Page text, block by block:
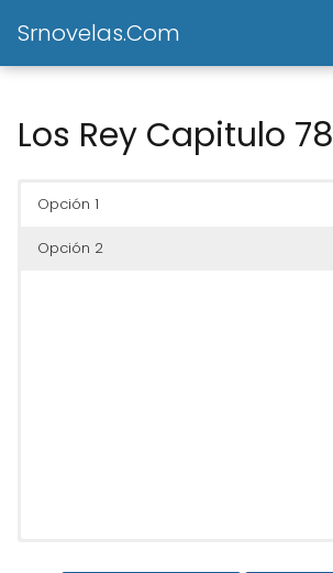
Srnovelas.Com
Los Rey Capitulo 78
Opción 1
Opción 2